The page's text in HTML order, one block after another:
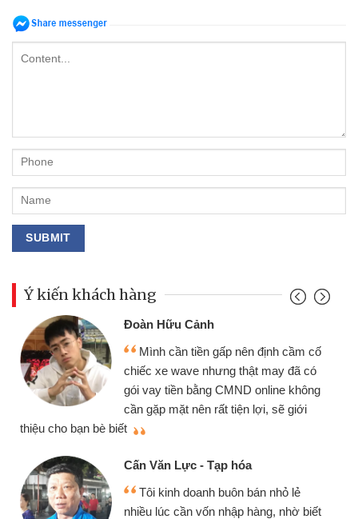
Ý kiến khách hàng
Đoàn Hữu Cảnh
Mình cần tiền gấp nên định cầm cố
chiếc xe wave nhưng thật may đã có
gói vay tiền bằng CMND online không
cần gặp mặt nên rất tiện lợi, sẽ giới
thiệu cho bạn bè biết
Cấn Văn Lực - Tạp hóa
Tôi kinh doanh buôn bán nhỏ lẻ
nhiều lúc cần vốn nhập hàng, nhờ biết